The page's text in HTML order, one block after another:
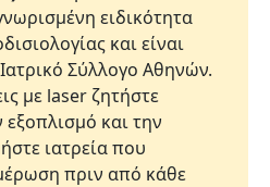
ειδικότητα
και είναι
Σύλλογο Αθηνών.
με laser ζητήστε
και την
ιατρεία που
πριν από κάθε